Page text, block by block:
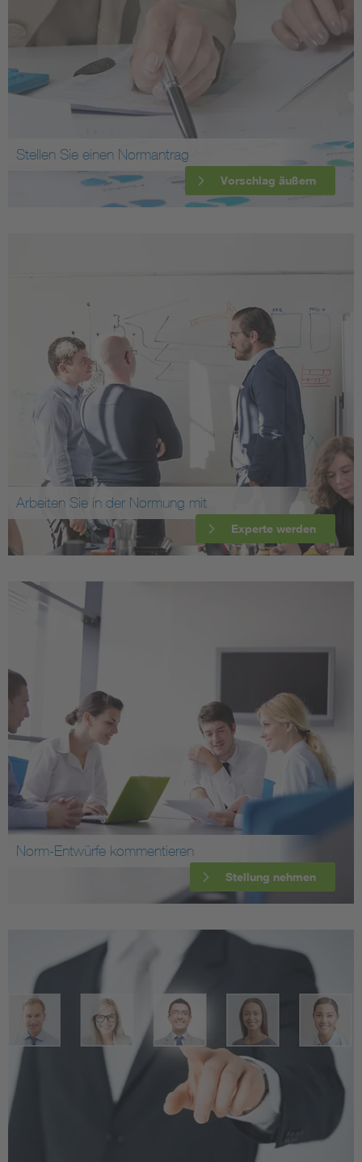
Stellen Sie einen Normantrag
Vorschlag äußern
Arbeiten Sie in der Normung mit
Experte werden
Norm-Entwürfe kommentieren
Stellung nehmen